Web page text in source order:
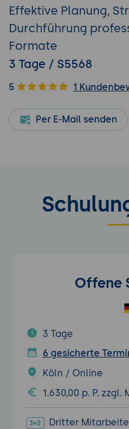
Effektive Planung,
Durchführung
Formate
3 Tage / S5568
5 1
Per E-Mail senden
Offene
3 Tage
6 gesicherte
Köln / Online
1.630,00 p. P. zzgl.
Dritter